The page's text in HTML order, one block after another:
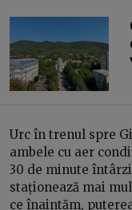
Urc în trenul spre
ambele cu aer
30 de minute
staționează mai
ce înaintăm,